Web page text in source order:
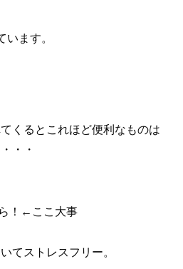
います。
くるとこれほど便利なものは
・・
！←ここ大事
てストレスフリー。